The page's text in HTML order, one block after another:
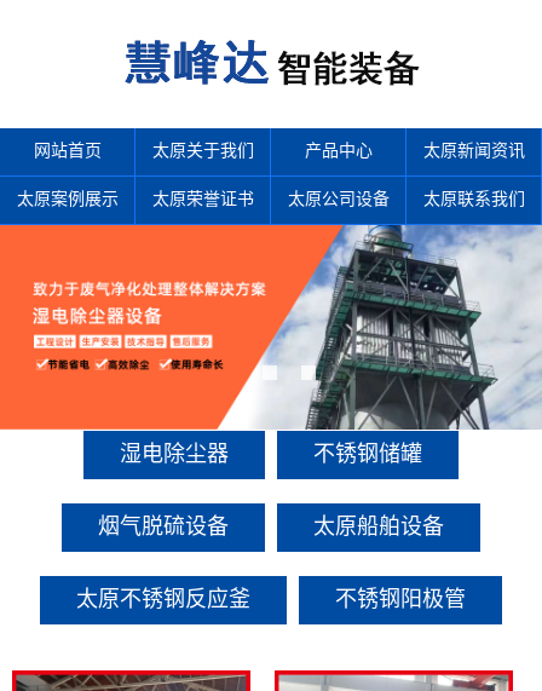
网站首页 太原关于我们 产品中心 太原新闻资讯
太原案例展示 太原荣誉证书 太原公司设备 太原联系我们
产品中心
多年来诚信服务每一位客户，以至诚用心，缔造优良品质。
湿电除尘器 不锈钢储罐
烟气脱硫设备 太原船舶设备
太原不锈钢反应釜 不锈钢阳极管